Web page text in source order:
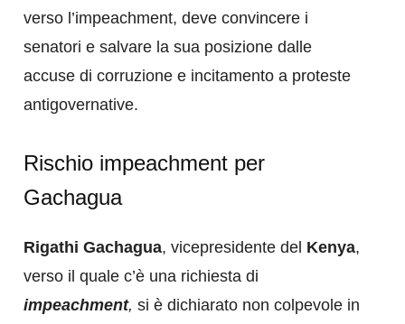
verso l’impeachment, deve convincere i
senatori e salvare la sua posizione dalle
accuse di corruzione e incitamento a proteste
antigovernative.
Rischio impeachment per
Gachagua
Rigathi Gachagua, vicepresidente del Kenya,
verso il quale c’è una richiesta di
impeachment, si è dichiarato non colpevole in